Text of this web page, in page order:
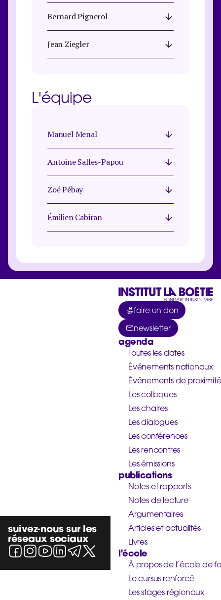
Bernard Pignerol
Jean Ziegler
L'équipe
Manuel Menal
Antoine Salles-Papou​
Zoé Pébay
Émilien Cabiran
suivez-nous sur les
réseaux sociaux
faire un don
newsletter
agenda
Toutes les dates
Événements nationaux
Événements de proximité
Les colloques
Les chaires
Les dialogues
Les conférences
Les rencontres
Les émissions
publications
Notes et rapports
Notes de lecture
Argumentaires
Articles et actualités
Livres
l'école
À propos de l’école de
Le cursus renforcé
Les stages régionaux